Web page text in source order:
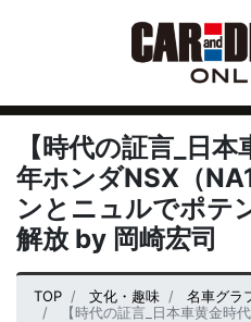
【時代の証言_日
年ホンダNSX（
ンとニュルでポテ
解放 by 岡崎宏司
TOP 文化・趣味
名車グラ
【時代の証言_日本車黄金時代】1990年ホンダNSX（NA1型